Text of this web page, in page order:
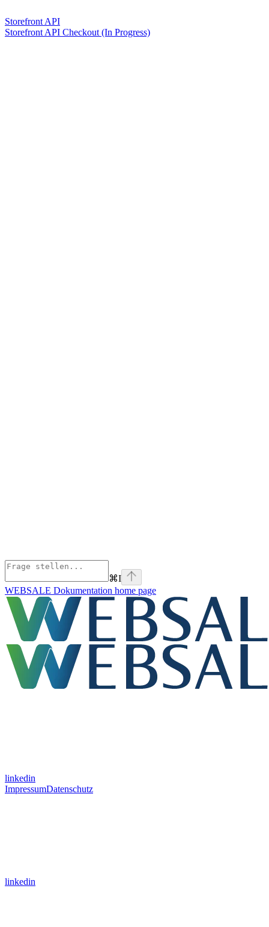
Storefront API
Storefront API Checkout (In Progress)
⌘I
WEBSALE Dokumentation home page
linkedin
ImpressumDatenschutz
linkedin